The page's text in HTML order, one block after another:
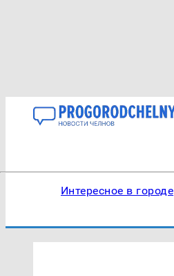
Интересное в городе